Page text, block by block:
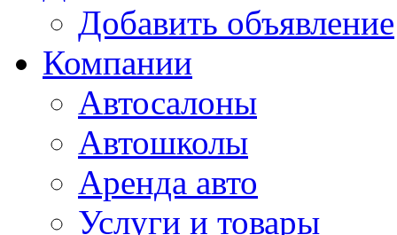
Добавить объявление
Компании
Автосалоны
Автошколы
Аренда авто
Услуги и товары